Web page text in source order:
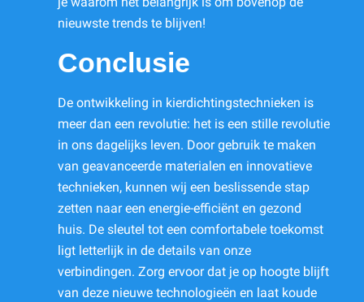
nieuwste trends te blijven!
Conclusie
De ontwikkeling in kierdichtingstechnieken is
meer dan een revolutie: het is een stille revolutie
in ons dagelijks leven. Door gebruik te maken
van geavanceerde materialen en innovatieve
technieken, kunnen wij een beslissende stap
zetten naar een energie-efficiënt en gezond
huis. De sleutel tot een comfortabele toekomst
ligt letterlijk in de details van onze
verbindingen. Zorg ervoor dat je op hoogte blijft
van deze nieuwe technologieën en laat koude